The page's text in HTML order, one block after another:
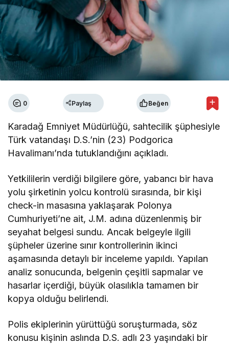
0 Paylaş Beğen
Karadağ Emniyet Müdürlüğü, sahtecilik şüphesiyle
Türk vatandaşı D.S.’nin (23) Podgorica
Havalimanı’nda tutuklandığını açıkladı.
Yetkililerin verdiği bilgilere göre, yabancı bir hava
yolu şirketinin yolcu kontrolü sırasında, bir kişi
check-in masasına yaklaşarak Polonya
Cumhuriyeti’ne ait, J.M. adına düzenlenmiş bir
seyahat belgesi sundu. Ancak belgeyle ilgili
şüpheler üzerine sınır kontrollerinin ikinci
aşamasında detaylı bir inceleme yapıldı. Yapılan
analiz sonucunda, belgenin çeşitli sapmalar ve
hasarlar içerdiği, büyük olasılıkla tamamen bir
kopya olduğu belirlendi.
Polis ekiplerinin yürüttüğü soruşturmada, söz
konusu kişinin aslında D.S. adlı 23 yaşındaki bir